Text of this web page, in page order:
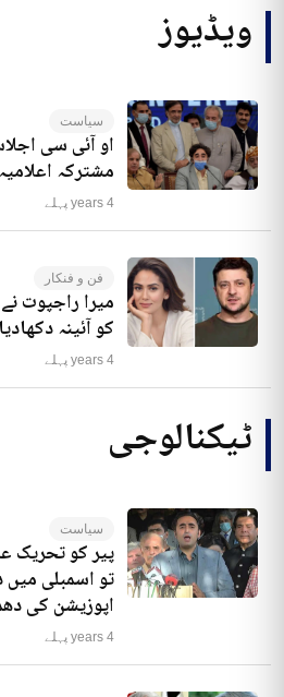
ویڈیوز
سیاست
او آئی سی
مشترکہ
4 years پہلے
فن و فنکار
میرا راجپوت
کو آئینہ دکھادیا
4 years پہلے
ٹیکنالوجی
سیاست
پیر کو تحریک
تو اسمبلی
اپوزیشن کی
4 years پہلے